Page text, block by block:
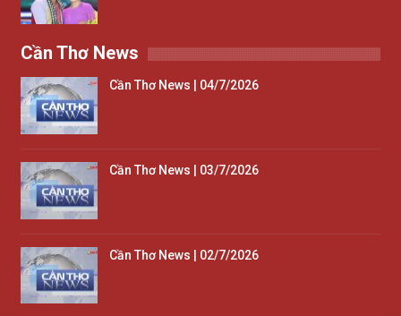
Cần Thơ News
Cần Thơ News | 04/7/2026
Cần Thơ News | 03/7/2026
Cần Thơ News | 02/7/2026